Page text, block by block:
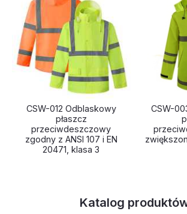
CSW-012 Odblaskowy
płaszcz
przeciwdeszczowy
zgodny z ANSI 107 i EN
20471, klasa 3
CSW-
Katalog